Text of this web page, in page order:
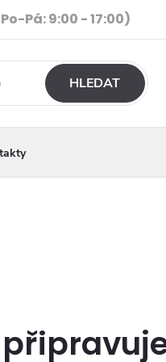
Pá: 9:00 - 17:00)
e-shopu Porovnání
HLEDAT